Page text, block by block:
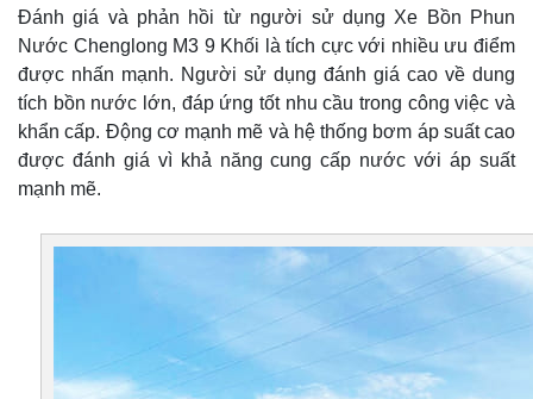
Đánh giá và phản hồi từ người sử dụng Xe Bồn Phun
Nước Chenglong M3 9 Khối là tích cực với nhiều ưu điểm
được nhấn mạnh. Người sử dụng đánh giá cao về dung
tích bồn nước lớn, đáp ứng tốt nhu cầu trong công việc và
khẩn cấp. Động cơ mạnh mẽ và hệ thống bơm áp suất cao
được đánh giá vì khả năng cung cấp nước với áp suất
mạnh mẽ.